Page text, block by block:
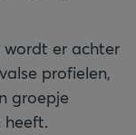
er achter
profielen,
groepje
heeft.